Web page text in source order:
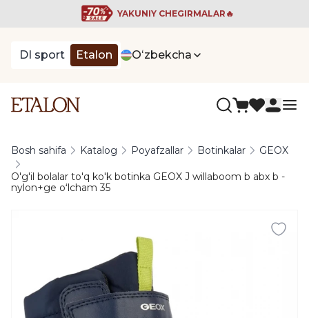
YAKUNIY CHEGIRMALAR🔥
DI sport Etalon Oʻzbekcha
Bosh sahifa Katalog Poyafzallar Botinkalar GEOX
O'g'il bolalar to'q ko'k botinka GEOX J willaboom b abx b -
nylon+ge oʻlcham 35